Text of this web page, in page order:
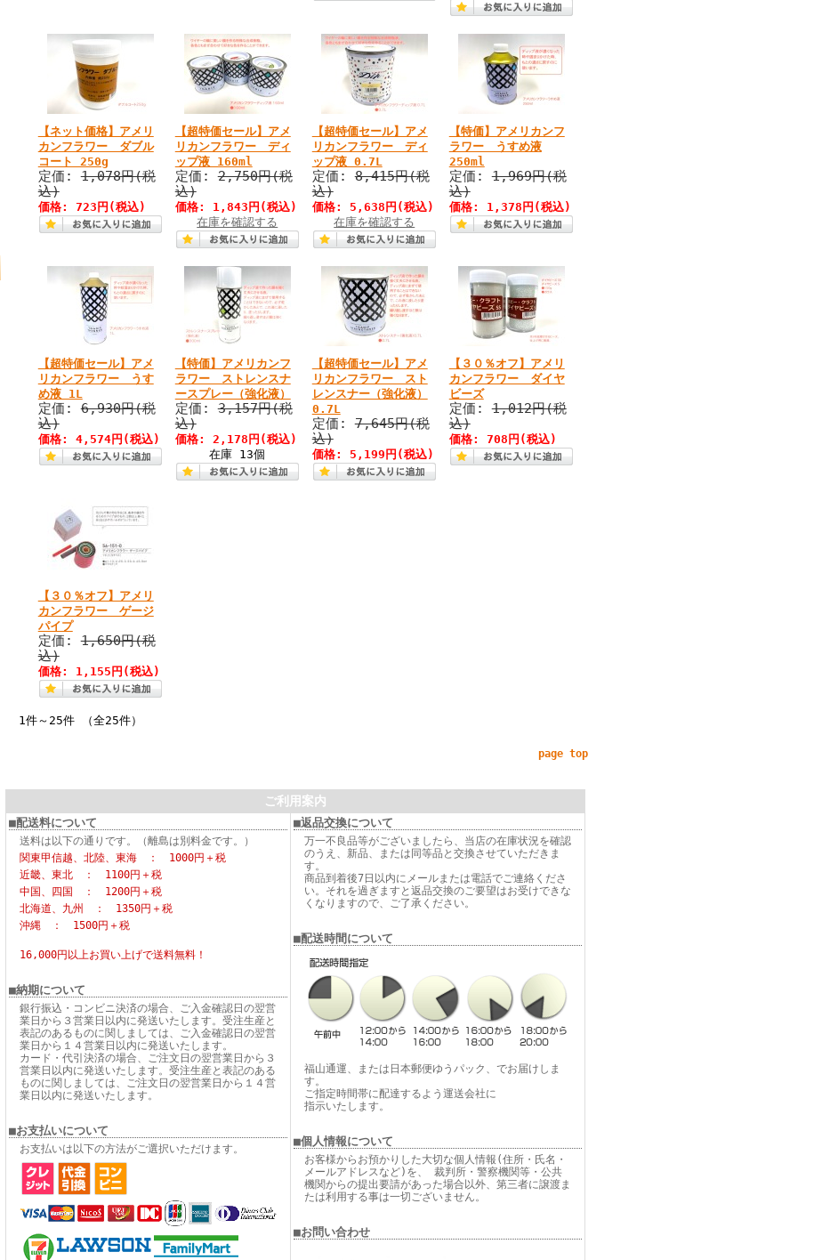
【ネット価格】アメリ
カンフラワー ダブル
コート 250g
定価:1,078円(税
込)
価格: 723円(税込)
【超特価セール】アメ
リカンフラワー ディ
ップ液 160ml
定価:2,750円(税
込)
価格: 1,843円(税込)
在庫を確認する
【超特価セール】アメ
リカンフラワー ディ
ップ液 0.7L
定価:8,415円(税
込)
価格: 5,638円(税込)
在庫を確認する
【特価】アメリカンフ
ラワー うすめ液
250ml
定価:1,969円(税
込)
価格: 1,378円(税込)
【超特価セール】アメ
リカンフラワー うす
め液 1L
定価:6,930円(税
込)
価格: 4,574円(税込)
【特価】アメリカンフ
ラワー ストレンスナ
ースプレー（強化液）
定価:3,157円(税
込)
価格: 2,178円(税込)
在庫 13個
【超特価セール】アメ
リカンフラワー スト
レンスナー（強化液）
0.7L
定価:7,645円(税
込)
価格: 5,199円(税込)
【３０％オフ】アメリ
カンフラワー ダイヤ
ビーズ
定価:1,012円(税
込)
価格: 708円(税込)
【３０％オフ】アメリ
カンフラワー ゲージ
パイプ
定価:1,650円(税
込)
価格: 1,155円(税込)
1件～25件 （全25件）
page top
ご利用案内
■配送料について
送料は以下の通りです。（離島は別料金です。）
関東甲信越、北陸、東海 ： 1000円＋税
近畿、東北 ： 1100円＋税
中国、四国 ： 1200円＋税
北海道、九州 ： 1350円＋税
沖縄 ： 1500円＋税
16,000円以上お買い上げで送料無料！
■納期について
銀行振込・コンビニ決済の場合、ご入金確認日の翌営
業日から３営業日以内に発送いたします。受注生産と
表記のあるものに関しましては、ご入金確認日の翌営
業日から１４営業日以内に発送いたします。
カード・代引決済の場合、ご注文日の翌営業日から３
営業日以内に発送いたします。受注生産と表記のある
ものに関しましては、ご注文日の翌営業日から１４営
業日以内に発送いたします。
■お支払いについて
お支払いは以下の方法がご選択いただけます。
■返品交換について
万一不良品等がございましたら、当店の在庫状況を確認
のうえ、新品、または同等品と交換させていただきま
す。
商品到着後7日以内にメールまたは電話でご連絡くださ
い。それを過ぎますと返品交換のご要望はお受けできな
くなりますので、ご了承ください。
■配送時間について
福山通運、または日本郵便ゆうパック、でお届けしま
す。
ご指定時間帯に配達するよう運送会社に
指示いたします。
■個人情報について
お客様からお預かりした大切な個人情報(住所・氏名・
メールアドレスなど)を、 裁判所・警察機関等・公共
機関からの提出要請があった場合以外、第三者に譲渡ま
たは利用する事は一切ございません。
■お問い合わせ